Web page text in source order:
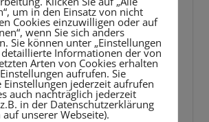
um in den Einsatz von nicht
Cookies einzuwilligen oder auf
wenn Sie sich anders
Sie können unter „Einstellungen
detaillierte Informationen der von
Arten von Cookies erhalten
aufrufen. Sie
Einstellungen jederzeit aufrufen
auch nachträglich jederzeit
in der Datenschutzerklärung
unserer Webseite).